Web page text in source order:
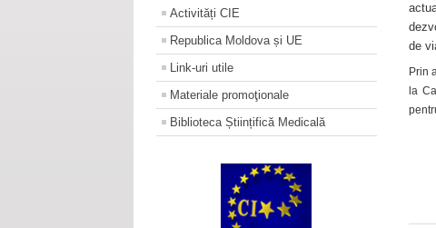
Activități CIE
Republica Moldova și UE
Link-uri utile
Materiale promoţionale
Biblioteca Științifică Medicală
de
Prin
la